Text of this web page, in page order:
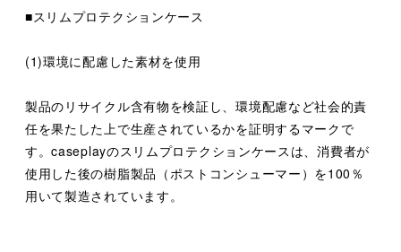
■スリムプロテクションケース
(1)環境に配慮した素材を使用
製品のリサイクル含有物を検証し、環境配慮など社会的責
任を果たした上で生産されているかを証明するマークで
す。caseplayのスリムプロテクションケースは、消費者が
使用した後の樹脂製品（ポストコンシューマー）を100％
用いて製造されています。